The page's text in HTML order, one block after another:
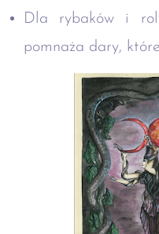
Dla rybaków i
pomnaża dary,